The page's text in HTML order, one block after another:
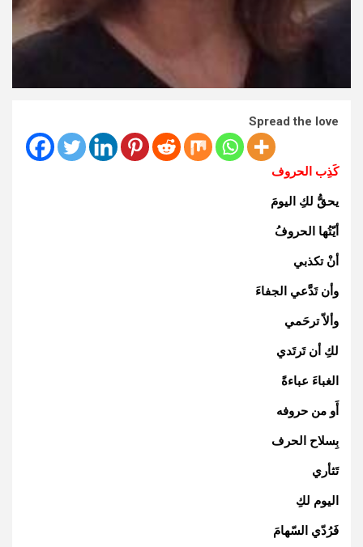
Spread the love
كَذِب الحروف
يحقُّ لكِ اليومَ
أيّتُها الحروفُ
أنْ تكذبي
وأن تَدَّعي الجفاءَ
وألاّ ترحَمي
لكِ أن تَرتَدي
الغباءَ عباءةً
أَو من حروفه
بِسلاح الحرف
تَثأري
اليوم لكِ
فَرُدّي السّهامَ